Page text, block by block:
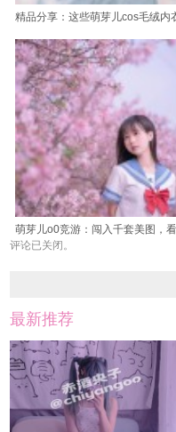
评论已关闭。
最新推荐